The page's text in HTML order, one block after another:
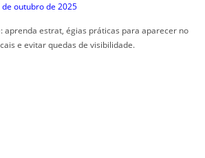
de outubro de 2025
aprenda estrat, égias práticas para aparecer no
e evitar quedas de visibilidade.